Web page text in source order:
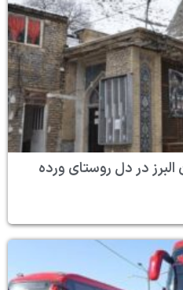
در دل روستای ورده